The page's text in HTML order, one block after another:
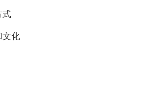
式
文化